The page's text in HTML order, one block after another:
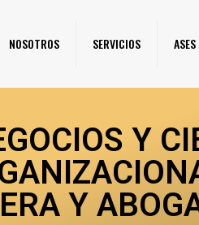
NOSOTROS SERVICIOS
Y
Y